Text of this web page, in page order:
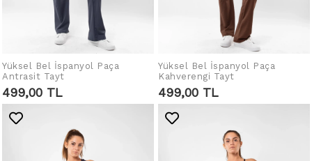
SEPETE EKLE
Yüksel Bel İspanyol Paça
Antrasit Tayt
499,00 TL
SEPETE EKLE
Yüksel Bel İspanyol Paça
Kahverengi Tayt
499,00 TL